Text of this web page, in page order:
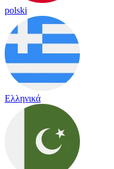
polski
Ελληνικά